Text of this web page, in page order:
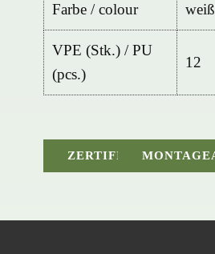
Farbe / colour
VPE (Stk.) / PU
(pcs.)
12
PDF DATENBLATT
ZERTIFIKAT